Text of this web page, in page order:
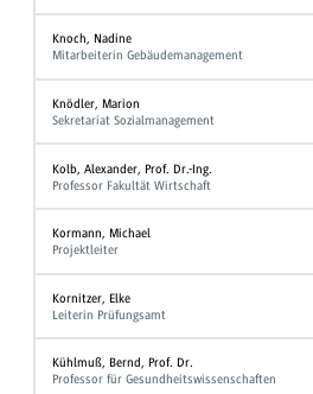
Knoch, Nadine
Mitarbeiterin Gebäudemanagement
Knödler, Marion
Sekretariat Sozialmanagement
Kolb, Alexander, Prof. Dr.-Ing.
Professor Fakultät Wirtschaft
Kormann, Michael
Projektleiter
Kornitzer, Elke
Leiterin Prüfungsamt
Kühlmuß, Bernd, Prof. Dr.
Professor für Gesundheitswissenschaften